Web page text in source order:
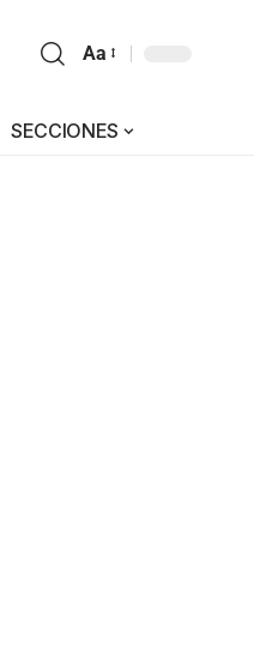
Aa
SECCIONES